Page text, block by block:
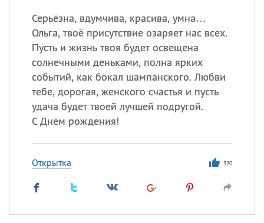
Серьёзна, вдумчива, красива, умна…
Ольга, твоё присутствие озаряет нас всех.
Пусть и жизнь твоя будет освещена
солнечными деньками, полна ярких
событий, как бокал шампанского. Любви
тебе, дорогая, женского счастья и пусть
удача будет твоей лучшей подругой.
С Днём рождения!
Открытка 320
происхождение